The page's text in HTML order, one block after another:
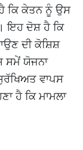
ਕਿ ਕੇਤਨ ਨੂੰ ਉਸ
ਇਹ ਦੋਸ਼ ਹੈ ਕਿ
ਦੀ ਕੋਸ਼ਿਸ਼
ਸਮੇਂ ਯੋਜਨਾ
ਵਾਪਸ
ਹੈ ਕਿ ਮਾਮਲਾ